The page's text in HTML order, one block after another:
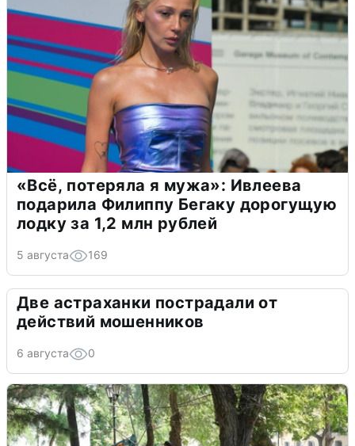
«Всё, потеряла я мужа»: Ивлеева
подарила Филиппу Бегаку дорогущую
лодку за 1,2 млн рублей
5 августа 169
Две астраханки пострадали от
действий мошенников
6 августа 0